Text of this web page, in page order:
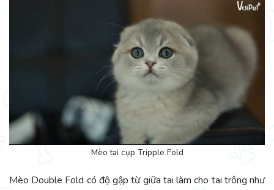
Mèo tai cụp Tripple Fold
Mèo Double Fold có độ gập từ giữa tai làm cho tai trông như